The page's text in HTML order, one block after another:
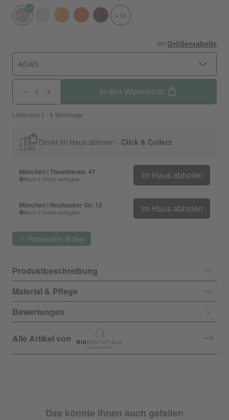
+10
Größentabelle
40/40
In den Warenkorb
Lieferzeit 2 - 4 Werktage
Direkt im Haus abholen - Click & Collect
München | Theatinerstr. 47
Noch 2 Stück verfügbar Im Haus abholen
München | Neuhauser Str. 12
Noch 2 Stück verfügbar Im Haus abholen
Passender Artikel
Produktbeschreibung
Material & Pflege
Bewertungen
Alle Artikel von
Das könnte Ihnen auch gefallen